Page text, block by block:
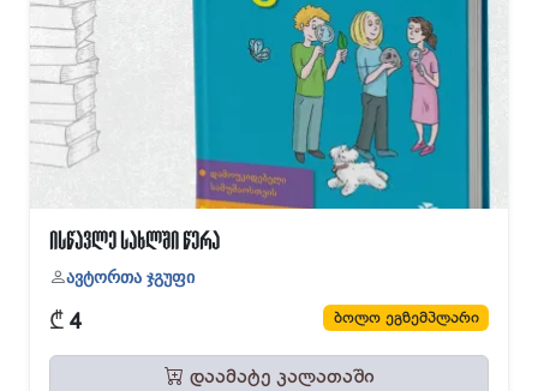
ისწავლე სახლში წერა
ავტორთა ჯგუფი
₾ 4 ბოლო ეგზემპლარი
დაამატე კალათაში